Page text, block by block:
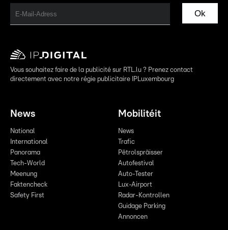
Ok
Vous souhaitez faire de la publicité sur RTL.lu ? Prenez contact
directement avec notre régie publicitaire IPLuxembourg
News
National
International
Panorama
Tech-World
Meenung
Faktencheck
Safety First
Mobilitéit
News
Trafic
Pëtrolspräisser
Autofestival
Auto-Tester
Lux-Airport
Radar-Kontrollen
Guidage Parking
Annoncen